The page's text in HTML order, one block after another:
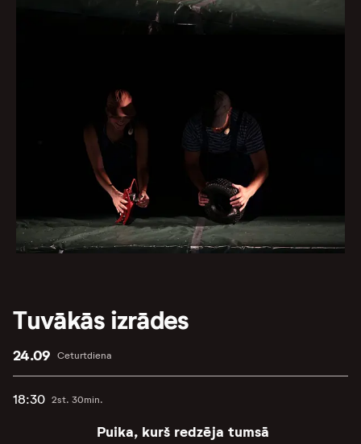
Tuvākās izrādes
Ceturtdiena
24.09
18:30 2st. 30min.
Puika, kurš redzēja tumsā